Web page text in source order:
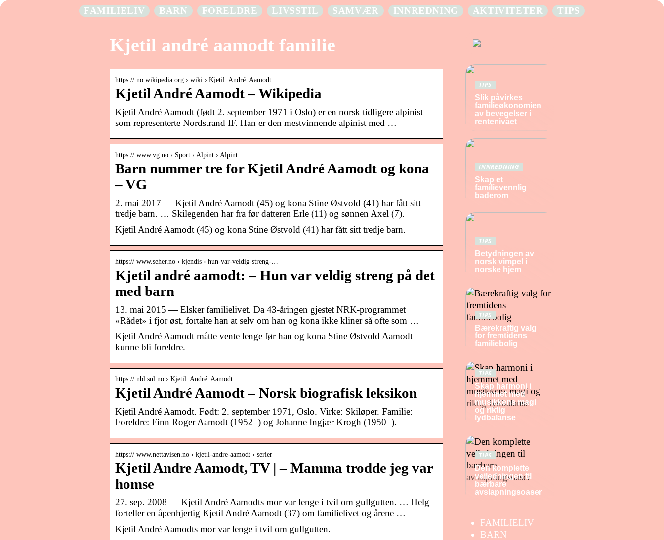
FAMILIELIV BARN FORELDRE LIVSSTIL SAMVÆR INNREDNING AKTIVITETER TIPS
Kjetil andré aamodt familie
https:// no.wikipedia.org › wiki › Kjetil_André_Aamodt
Kjetil André Aamodt – Wikipedia
Kjetil André Aamodt (født 2. september 1971 i Oslo) er en norsk tidligere alpinist
som representerte Nordstrand IF. Han er den mestvinnende alpinist med …
https:// www.vg.no › Sport › Alpint › Alpint
Barn nummer tre for Kjetil André Aamodt og kona
– VG
2. mai 2017 — Kjetil André Aamodt (45) og kona Stine Østvold (41) har fått sitt
tredje barn. … Skilegenden har fra før datteren Erle (11) og sønnen Axel (7).
Kjetil André Aamodt (45) og kona Stine Østvold (41) har fått sitt tredje barn.
https:// www.seher.no › kjendis › hun-var-veldig-streng-…
Kjetil andré aamodt: – Hun var veldig streng på det
med barn
13. mai 2015 — Elsker familielivet. Da 43-åringen gjestet NRK-programmet
«Rådet» i fjor øst, fortalte han at selv om han og kona ikke kliner så ofte som …
Kjetil André Aamodt måtte vente lenge før han og kona Stine Østvold Aamodt
kunne bli foreldre.
https:// nbl.snl.no › Kjetil_André_Aamodt
Kjetil André Aamodt – Norsk biografisk leksikon
Kjetil André Aamodt. Født: 2. september 1971, Oslo. Virke: Skiløper. Familie:
Foreldre: Finn Roger Aamodt (1952–) og Johanne Ingjær Krogh (1950–).
https:// www.nettavisen.no › kjetil-andre-aamodt › serier
Kjetil Andre Aamodt, TV | – Mamma trodde jeg var
homse
27. sep. 2008 — Kjetil André Aamodts mor var lenge i tvil om gullgutten. … Helg
forteller en åpenhjertig Kjetil André Aamodt (37) om familielivet og årene …
Kjetil André Aamodts mor var lenge i tvil om gullgutten.
TIPS
Slik påvirkes
familieøkonomien
av bevegelser i
rentenivået
INNREDNING
Skap et
familievennlig
baderom
TIPS
Betydningen av
norsk vimpel i
norske hjem
TIPS
Bærekraftig valg
for fremtidens
familiebolig
TIPS
Skap harmoni i
hjemmet med
musikkens magi
og riktig
lydbalanse
TIPS
Den komplette
veiledningen til
bærbare
avslapningsoaser
FAMILIELIV
BARN